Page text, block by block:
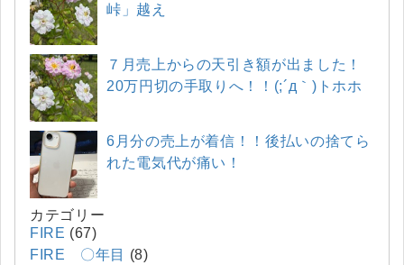
峠」越え
７月売上からの天引き額が出ました！
20万円切の手取りへ！！(;´д｀)トホホ
6月分の売上が着信！！後払いの捨てら
れた電気代が痛い！
カテゴリー
FIRE (67)
FIRE 〇年目
(8)